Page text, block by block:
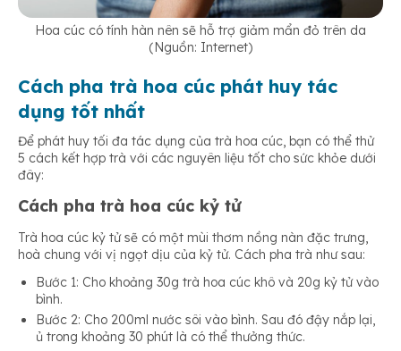
Hoa cúc có tính hàn nên sẽ hỗ trợ giảm mẩn đỏ trên da
(Nguồn: Internet)
Cách pha trà hoa cúc phát huy tác
dụng tốt nhất
Để phát huy tối đa tác dụng của trà hoa cúc, bạn có thể thử
5 cách kết hợp trà với các nguyên liệu tốt cho sức khỏe dưới
đây:
Cách pha trà hoa cúc kỷ tử
Trà hoa cúc kỷ tử sẽ có một mùi thơm nồng nàn đặc trưng,
hoà chung với vị ngọt dịu của kỷ tử. Cách pha trà như sau:
Bước 1: Cho khoảng 30g trà hoa cúc khô và 20g kỷ tử vào
bình.
Bước 2: Cho 200ml nước sôi vào bình. Sau đó đậy nắp lại,
ủ trong khoảng 30 phút là có thể thưởng thức.